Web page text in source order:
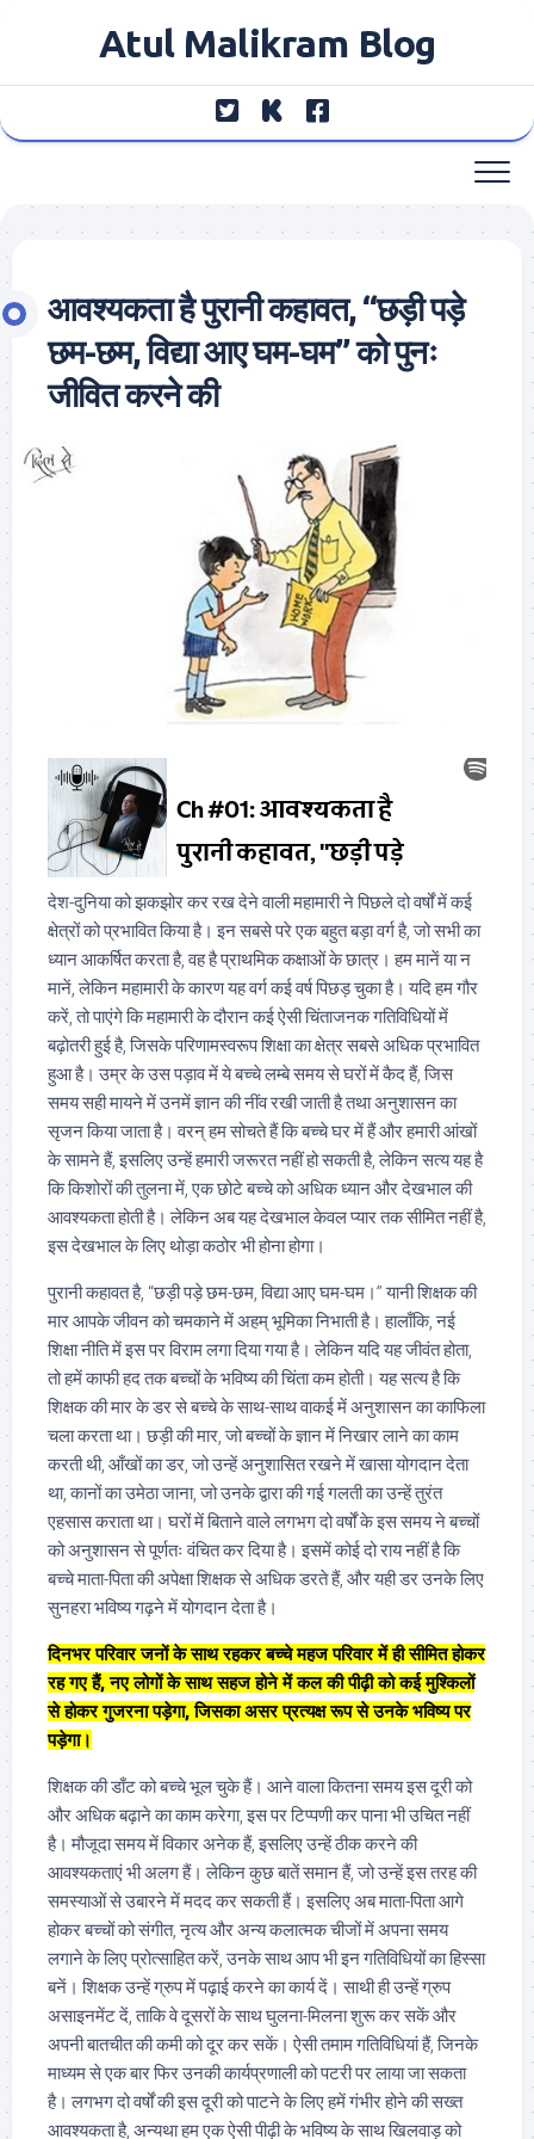
Atul Malikram Blog
आवश्यकता है पुरानी कहावत, “छड़ी पड़े
छम-छम, विद्या आए घम-घम” को पुनः
जीवित करने की
देश-दुनिया को झकझोर कर रख देने वाली महामारी ने पिछले दो वर्षों में कई
क्षेत्रों को प्रभावित किया है। इन सबसे परे एक बहुत बड़ा वर्ग है, जो सभी का
ध्यान आकर्षित करता है, वह है प्राथमिक कक्षाओं के छात्र। हम मानें या न
मानें, लेकिन महामारी के कारण यह वर्ग कई वर्ष पिछड़ चुका है। यदि हम गौर
करें, तो पाएंगे कि महामारी के दौरान कई ऐसी चिंताजनक गतिविधियों में
बढ़ोतरी हुई है, जिसके परिणामस्वरूप शिक्षा का क्षेत्र सबसे अधिक प्रभावित
हुआ है। उम्र के उस पड़ाव में ये बच्चे लम्बे समय से घरों में कैद हैं, जिस
समय सही मायने में उनमें ज्ञान की नींव रखी जाती है तथा अनुशासन का
सृजन किया जाता है। वरन् हम सोचते हैं कि बच्चे घर में हैं और हमारी आंखों
के सामने हैं, इसलिए उन्हें हमारी जरूरत नहीं हो सकती है, लेकिन सत्य यह है
कि किशोरों की तुलना में, एक छोटे बच्चे को अधिक ध्यान और देखभाल की
आवश्यकता होती है। लेकिन अब यह देखभाल केवल प्यार तक सीमित नहीं है,
इस देखभाल के लिए थोड़ा कठोर भी होना होगा।
पुरानी कहावत है, “छड़ी पड़े छम-छम, विद्या आए घम-घम।” यानी शिक्षक की
मार आपके जीवन को चमकाने में अहम् भूमिका निभाती है। हालाँकि, नई
शिक्षा नीति में इस पर विराम लगा दिया गया है। लेकिन यदि यह जीवंत होता,
तो हमें काफी हद तक बच्चों के भविष्य की चिंता कम होती। यह सत्य है कि
शिक्षक की मार के डर से बच्चे के साथ-साथ वाकई में अनुशासन का काफिला
चला करता था। छड़ी की मार, जो बच्चों के ज्ञान में निखार लाने का काम
करती थी, आँखों का डर, जो उन्हें अनुशासित रखने में खासा योगदान देता
था, कानों का उमेठा जाना, जो उनके द्वारा की गई गलती का उन्हें तुरंत
एहसास कराता था। घरों में बिताने वाले लगभग दो वर्षों के इस समय ने बच्चों
को अनुशासन से पूर्णतः वंचित कर दिया है। इसमें कोई दो राय नहीं है कि
बच्चे माता-पिता की अपेक्षा शिक्षक से अधिक डरते हैं, और यही डर उनके लिए
सुनहरा भविष्य गढ़ने में योगदान देता है।
दिनभर परिवार जनों के साथ रहकर बच्चे महज परिवार में ही सीमित होकर
रह गए हैं, नए लोगों के साथ सहज होने में कल की पीढ़ी को कई मुश्किलों
से होकर गुजरना पड़ेगा, जिसका असर प्रत्यक्ष रूप से उनके भविष्य पर
पड़ेगा।
शिक्षक की डाँट को बच्चे भूल चुके हैं। आने वाला कितना समय इस दूरी को
और अधिक बढ़ाने का काम करेगा, इस पर टिप्पणी कर पाना भी उचित नहीं
है। मौजूदा समय में विकार अनेक हैं, इसलिए उन्हें ठीक करने की
आवश्यकताएं भी अलग हैं। लेकिन कुछ बातें समान हैं, जो उन्हें इस तरह की
समस्याओं से उबारने में मदद कर सकती हैं। इसलिए अब माता-पिता आगे
होकर बच्चों को संगीत, नृत्य और अन्य कलात्मक चीजों में अपना समय
लगाने के लिए प्रोत्साहित करें, उनके साथ आप भी इन गतिविधियों का हिस्सा
बनें। शिक्षक उन्हें ग्रुप में पढ़ाई करने का कार्य दें। साथी ही उन्हें ग्रुप
असाइनमेंट दें, ताकि वे दूसरों के साथ घुलना-मिलना शुरू कर सकें और
अपनी बातचीत की कमी को दूर कर सकें। ऐसी तमाम गतिविधियां हैं, जिनके
माध्यम से एक बार फिर उनकी कार्यप्रणाली को पटरी पर लाया जा सकता
है। लगभग दो वर्षों की इस दूरी को पाटने के लिए हमें गंभीर होने की सख्त
आवश्यकता है, अन्यथा हम एक ऐसी पीढ़ी के भविष्य के साथ खिलवाड़ को